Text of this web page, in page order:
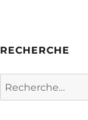
RECHERCHE
Rechercher :